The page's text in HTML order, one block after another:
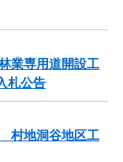
業専用道開設工
札公告
村地洞谷地区工